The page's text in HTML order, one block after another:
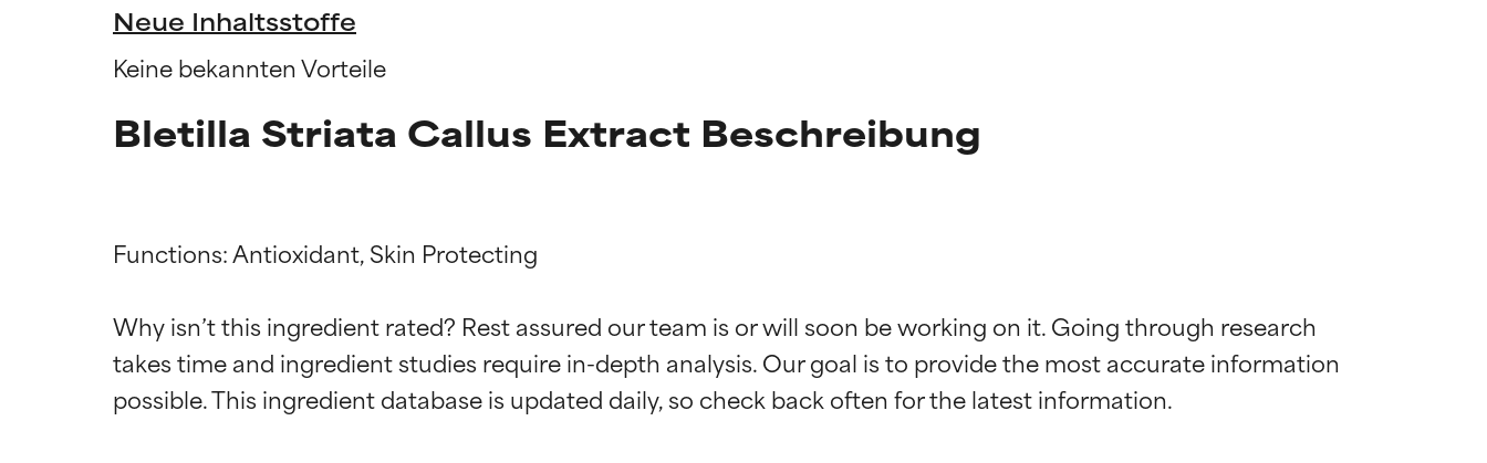
Neue Inhaltsstoffe
Keine bekannten Vorteile
Bletilla Striata Callus Extract Beschreibung
Functions: Antioxidant, Skin Protecting
Why isn’t this ingredient rated? Rest assured our team is or will soon be working on it. Going through research
takes time and ingredient studies require in-depth analysis. Our goal is to provide the most accurate information
Bewertung der Inhaltsstoffe
Bewertung der Inhaltsstoffe